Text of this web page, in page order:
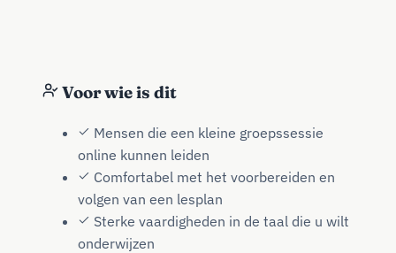
Voor wie is dit
Mensen die een kleine groepssessie
online kunnen leiden
Comfortabel met het voorbereiden en
volgen van een lesplan
Sterke vaardigheden in de taal die u wilt
onderwijzen